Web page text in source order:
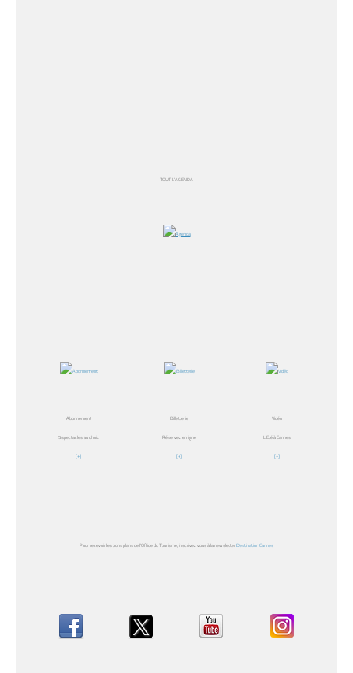
TOUT L’AGENDA
Abonnement
5 spectacles au choix
[+]
Billetterie
Réservez en ligne
[+]
Vidéo
L’Eté à Cannes
[+]
Pour recevoir les bons plans de l’Office du Tourisme, inscrivez vous à la newsletterDestination Cannes